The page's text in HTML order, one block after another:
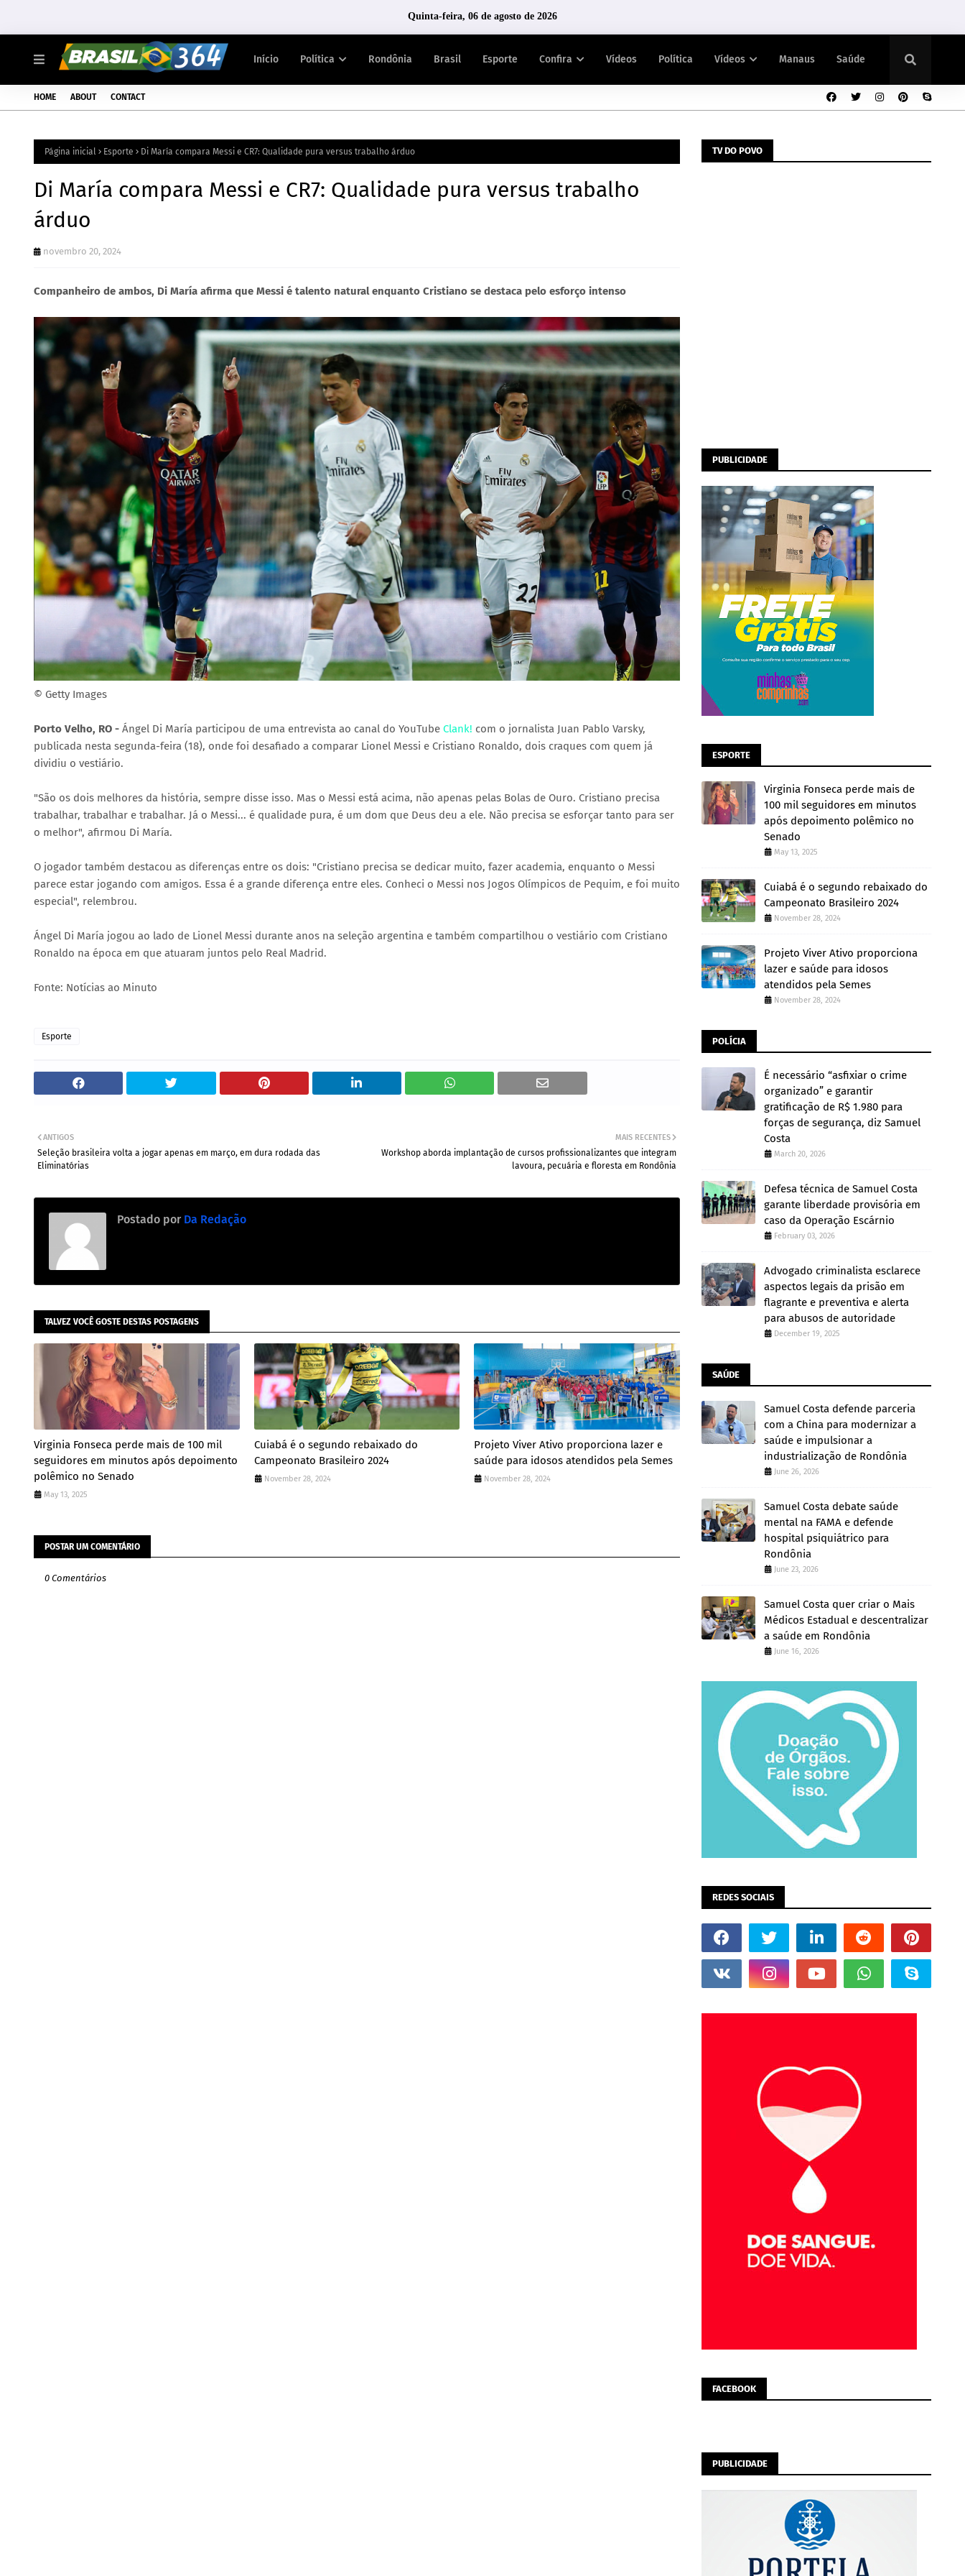
Quinta-feira, 06 de agosto de 2026
Início Política Rondônia Brasil Esporte Confira Vídeos Política Vídeos Manaus Saúde
HOME ABOUT CONTACT
Página inicial Esporte Di María compara Messi e CR7: Qualidade pura versus trabalho árduo
Di María compara Messi e CR7: Qualidade pura versus trabalho
árduo
novembro 20, 2024
Companheiro de ambos, Di María afirma que Messi é talento natural enquanto Cristiano se destaca pelo esforço intenso
© Getty Images
Porto Velho, RO - Ángel Di María participou de uma entrevista ao canal do YouTube Clank! com o jornalista Juan Pablo Varsky,
publicada nesta segunda-feira (18), onde foi desafiado a comparar Lionel Messi e Cristiano Ronaldo, dois craques com quem já
dividiu o vestiário.
"São os dois melhores da história, sempre disse isso. Mas o Messi está acima, não apenas pelas Bolas de Ouro. Cristiano precisa
trabalhar, trabalhar e trabalhar. Já o Messi... é qualidade pura, é um dom que Deus deu a ele. Não precisa se esforçar tanto para ser
o melhor", afirmou Di María.
O jogador também destacou as diferenças entre os dois: "Cristiano precisa se dedicar muito, fazer academia, enquanto o Messi
parece estar jogando com amigos. Essa é a grande diferença entre eles. Conheci o Messi nos Jogos Olímpicos de Pequim, e foi muito
especial", relembrou.
Ángel Di María jogou ao lado de Lionel Messi durante anos na seleção argentina e também compartilhou o vestiário com Cristiano
Ronaldo na época em que atuaram juntos pelo Real Madrid.
Fonte: Notícias ao Minuto
Esporte
MAIS RECENTES
Workshop aborda implantação de cursos profissionalizantes que integram
lavoura, pecuária e floresta em Rondônia
ANTIGOS
Seleção brasileira volta a jogar apenas em março, em dura rodada das
Eliminatórias
Postado por Da Redação
TALVEZ VOCÊ GOSTE DESTAS POSTAGENS
Virginia Fonseca perde mais de 100 mil
seguidores em minutos após depoimento
polêmico no Senado
May 13, 2025
Cuiabá é o segundo rebaixado do
Campeonato Brasileiro 2024
November 28, 2024
Projeto Viver Ativo proporciona lazer e
saúde para idosos atendidos pela Semes
November 28, 2024
POSTAR UM COMENTÁRIO
0 Comentários
TV DO POVO
PUBLICIDADE
ESPORTE
Virginia Fonseca perde mais de
100 mil seguidores em minutos
após depoimento polêmico no
Senado
May 13, 2025
Cuiabá é o segundo rebaixado do
Campeonato Brasileiro 2024
November 28, 2024
Projeto Viver Ativo proporciona
lazer e saúde para idosos
atendidos pela Semes
November 28, 2024
POLÍCIA
É necessário “asfixiar o crime
organizado” e garantir
gratificação de R$ 1.980 para
forças de segurança, diz Samuel
Costa
March 20, 2026
Defesa técnica de Samuel Costa
garante liberdade provisória em
caso da Operação Escárnio
February 03, 2026
Advogado criminalista esclarece
aspectos legais da prisão em
flagrante e preventiva e alerta
para abusos de autoridade
December 19, 2025
SAÚDE
Samuel Costa defende parceria
com a China para modernizar a
saúde e impulsionar a
industrialização de Rondônia
June 26, 2026
Samuel Costa debate saúde
mental na FAMA e defende
hospital psiquiátrico para
Rondônia
June 23, 2026
Samuel Costa quer criar o Mais
Médicos Estadual e descentralizar
a saúde em Rondônia
June 16, 2026
REDES SOCIAIS
FACEBOOK
PUBLICIDADE